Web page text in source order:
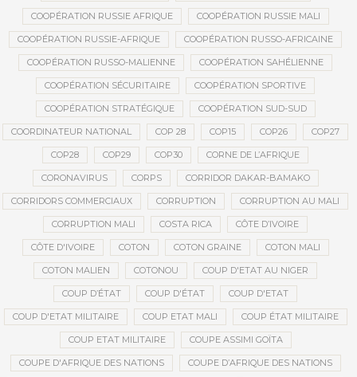
COOPÉRATION RUSSIE AFRIQUE COOPÉRATION RUSSIE MALI
COOPÉRATION RUSSIE-AFRIQUE COOPÉRATION RUSSO-AFRICAINE
COOPÉRATION RUSSO-MALIENNE COOPÉRATION SAHÉLIENNE
COOPÉRATION SÉCURITAIRE COOPÉRATION SPORTIVE
COOPÉRATION STRATÉGIQUE COOPÉRATION SUD-SUD
COORDINATEUR NATIONAL COP 28 COP15 COP26 COP27
COP28 COP29 COP30 CORNE DE L’AFRIQUE
CORONAVIRUS CORPS CORRIDOR DAKAR-BAMAKO
CORRIDORS COMMERCIAUX CORRUPTION CORRUPTION AU MALI
CORRUPTION MALI COSTA RICA CÔTE D’IVOIRE
CÔTE D'IVOIRE COTON COTON GRAINE COTON MALI
COTON MALIEN COTONOU COUP D'ETAT AU NIGER
COUP D’ÉTAT COUP D'ÉTAT COUP D'ETAT
COUP D'ETAT MILITAIRE COUP ETAT MALI COUP ÉTAT MILITAIRE
COUP ETAT MILITAIRE COUPE ASSIMI GOÏTA
COUPE D'AFRIQUE DES NATIONS COUPE D’AFRIQUE DES NATIONS